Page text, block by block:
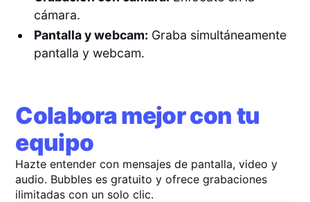
cámara.
Pantalla y webcam: Graba simultáneamente
pantalla y webcam.
Colabora mejor con tu
equipo
Hazte entender con mensajes de pantalla, video y
audio. Bubbles es gratuito y ofrece grabaciones
ilimitadas con un solo clic.